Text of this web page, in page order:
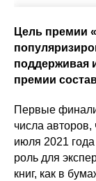
Цель премии
поддерживая
премии
Первые
числа
июля 2021
роль для
книг, как в